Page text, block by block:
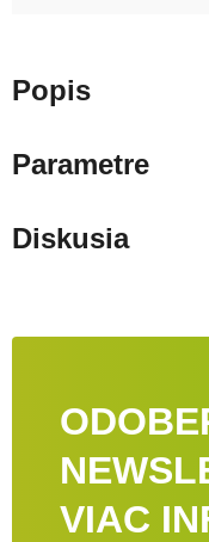
Popis
Parametre
Diskusia
VIAC